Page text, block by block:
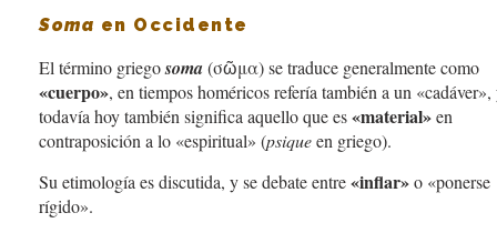
Soma en Occidente
El término griegosoma(σῶμα) se traduce generalmente como
«cuerpo», en tiempos homéricos refería también a un «cadáver»,
todavía hoy también significa aquello que es«material»en
contraposición a lo «espiritual» (psiqueen griego).
Su etimología es discutida, y se debate entre«inflar»o «ponerse
rígido».